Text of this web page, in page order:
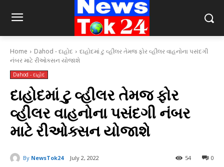
Home Dahod - દાહોદ
દાહોદમાં ટુ વ્હીલર તેમજ ફોર વ્હીલર વાહનોના પસંદગી
નંબર માટે રીઓક્સન યોજાશે
Dahod - દાહોદ
દાહોદમાં ટુ વ્હીલર તેમજ ફોર
વ્હીલર વાહનોના પસંદગી નંબર
માટે રીઓક્સન યોજાશે
By NewsTok24 July 2, 2022 0
54